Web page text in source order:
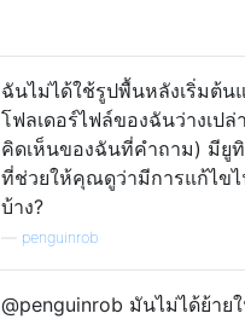
ฉันไม่ได้ใช้รูปพื้นหลังเริ่มต้น
โฟลเดอร์ไฟล์ของฉันว่างเปล่
คิดเห็นของฉันที่คำถาม) มียูทิ
ที่ช่วยให้คุณดูว่ามีการแก้ไขไ
บ้าง?
penguinrob
@penguinrob มันไม่ได้ย้าย